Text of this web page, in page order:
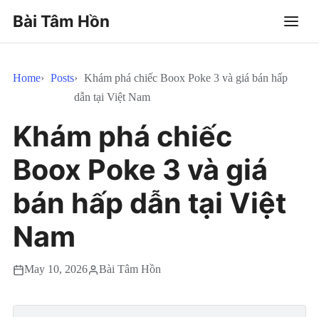
Bài Tâm Hồn
Home Posts
Khám phá chiếc Boox Poke 3 và giá bán hấp
dẫn tại Việt Nam
Khám phá chiếc
Boox Poke 3 và giá
bán hấp dẫn tại Việt
Nam
May 10, 2026 Bài Tâm Hồn